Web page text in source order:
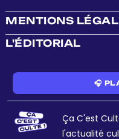
MENTIONS
L'ÉDITORIAL
🎧
Ça C'est
l'actualité